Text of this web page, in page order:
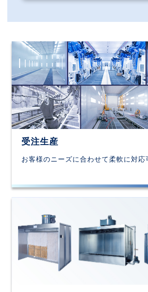
受注生産
お客様のニーズに合わせて柔軟に対応